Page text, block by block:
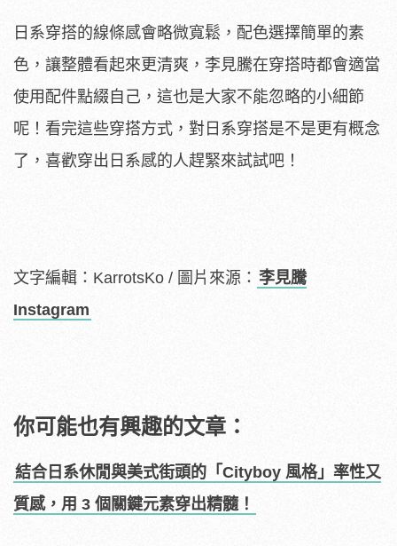
日系穿搭的線條感會略微寬鬆，配色選擇簡單的素
色，讓整體看起來更清爽，李見騰在穿搭時都會適當
使用配件點綴自己，這也是大家不能忽略的小細節
呢！看完這些穿搭方式，對日系穿搭是不是更有概念
了，喜歡穿出日系感的人趕緊來試試吧！
文字編輯：KarrotsKo / 圖片來源： 李見騰
Instagram
你可能也有興趣的文章：
結合日系休閒與美式街頭的「Cityboy 風格」率性又
質感，用 3 個關鍵元素穿出精髓！